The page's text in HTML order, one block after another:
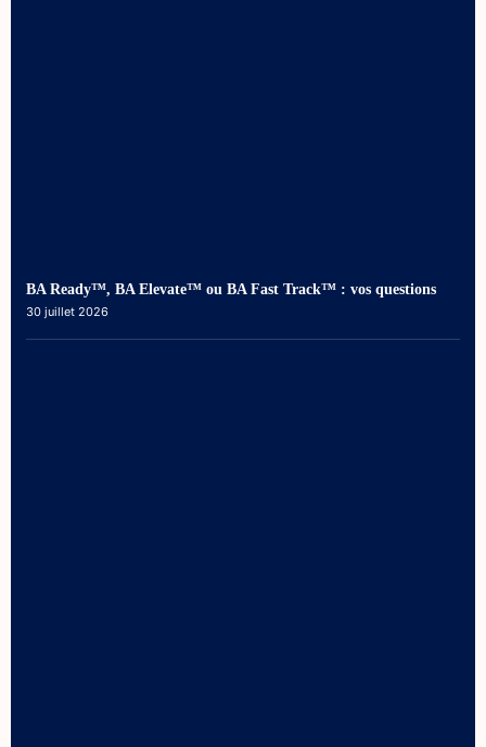
BA Ready™, BA Elevate™ ou BA Fast Track™ : vos questions
30 juillet 2026